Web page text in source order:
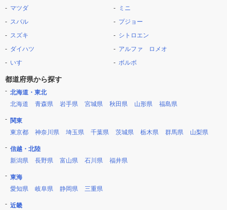
マツダ
スバル
スズキ
ダイハツ
いすゞ
ミニ
プジョー
シトロエン
アルファ ロメオ
ボルボ
都道府県から探す
北海道・東北
北海道
青森県 岩手県 宮城県 秋田県 山形県 福島県
関東
東京都
神奈川県 埼玉県 千葉県 茨城県 栃木県 群馬県 山梨県
信越・北陸
新潟県
長野県 富山県 石川県 福井県
東海
愛知県
岐阜県 静岡県 三重県
近畿